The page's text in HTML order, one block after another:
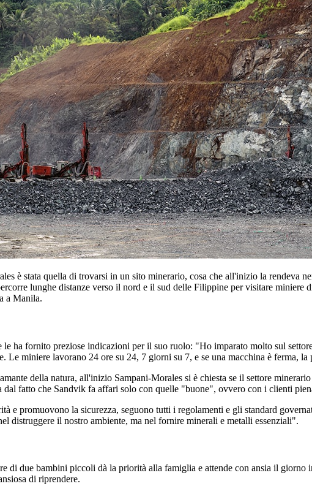
è stata quella di trovarsi in un sito minerario, cosa che all'inizio la rendeva
lunghe distanze verso il nord e il sud delle Filippine per visitare
a Manila.
le ha fornito preziose indicazioni per il suo ruolo: "Ho imparato molto sul
Le miniere lavorano 24 ore su 24, 7 giorni su 7, e se una macchina è ferma,
della natura, all'inizio Sampani-Morales si è chiesta se il settore
dal fatto che Sandvik fa affari solo con quelle "buone", ovvero con i clienti
e promuovono la sicurezza, seguono tutti i regolamenti e gli standard
distruggere il nostro ambiente, ma nel fornire minerali e metalli essenziali".
di due bambini piccoli dà la priorità alla famiglia e attende con ansia il giorno
di riprendere.